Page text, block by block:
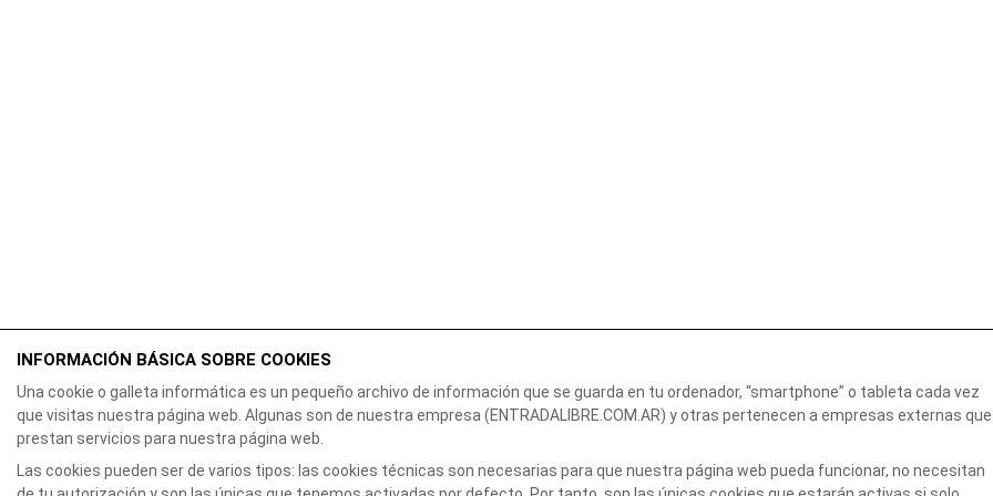
INFORMACIÓN BÁSICA SOBRE COOKIES
Una cookie o galleta informática es un pequeño archivo de información que se guarda en tu ordenador, “smartphone” o tableta cada vez
que visitas nuestra página web. Algunas son de nuestra empresa (ENTRADALIBRE.COM.AR) y otras pertenecen a empresas externas que
prestan servicios para nuestra página web.
Las cookies pueden ser de varios tipos: las cookies técnicas son necesarias para que nuestra página web pueda funcionar, no necesitan